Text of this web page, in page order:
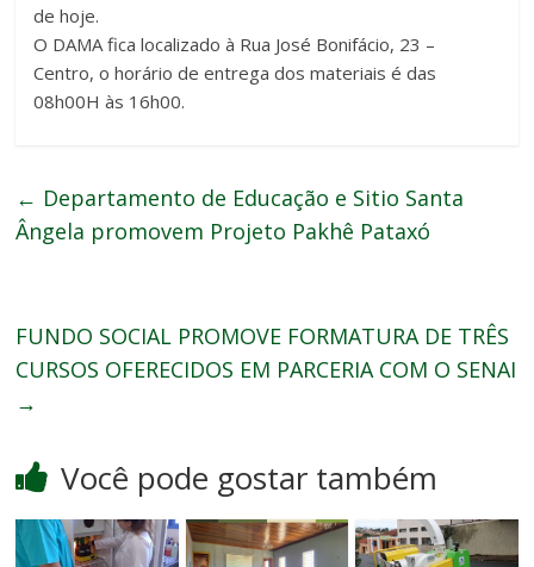
de hoje.
O DAMA fica localizado à Rua José Bonifácio, 23 –
Centro, o horário de entrega dos materiais é das
08h00H às 16h00.
← Departamento de Educação e Sitio Santa
Ângela promovem Projeto Pakhê Pataxó
FUNDO SOCIAL PROMOVE FORMATURA DE TRÊS
CURSOS OFERECIDOS EM PARCERIA COM O SENAI
→
Você pode gostar também